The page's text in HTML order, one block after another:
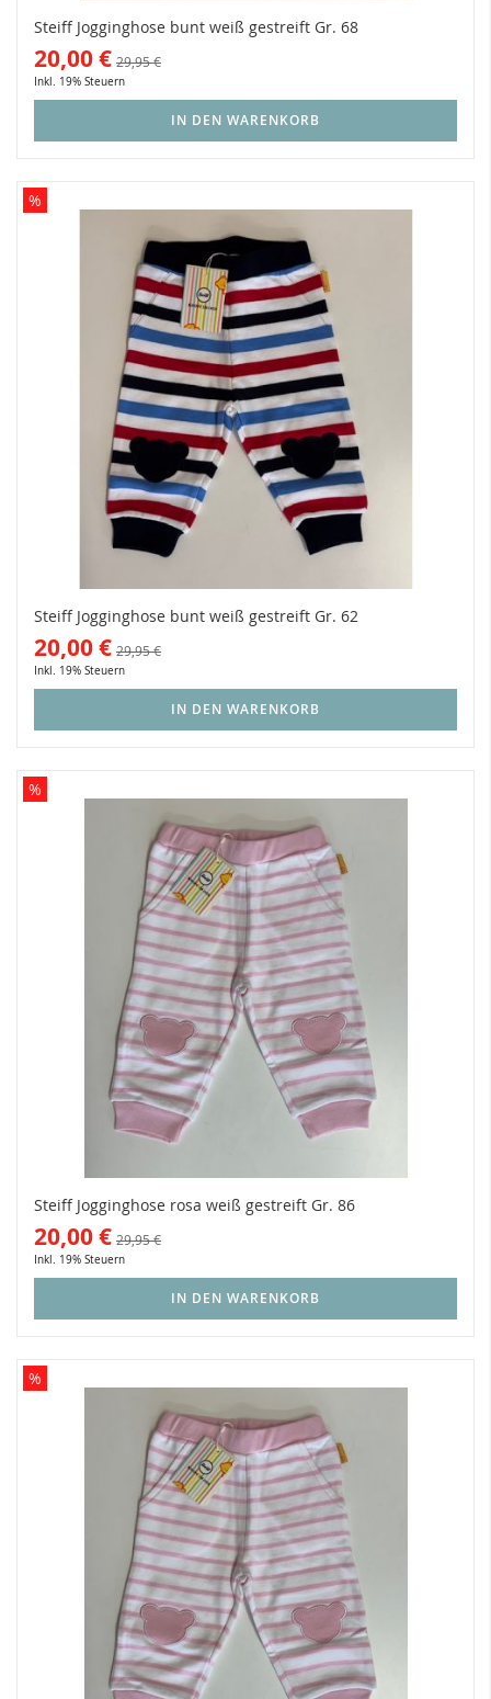
Steiff Jogginghose bunt weiß gestreift Gr. 68
20,00 € 29,95 €
Inkl. 19% Steuern
IN DEN WARENKORB
Steiff Jogginghose bunt weiß gestreift Gr. 62
20,00 € 29,95 €
Inkl. 19% Steuern
%
IN DEN WARENKORB
Steiff Jogginghose rosa weiß gestreift Gr. 86
20,00 € 29,95 €
Inkl. 19% Steuern
%
IN DEN WARENKORB
%